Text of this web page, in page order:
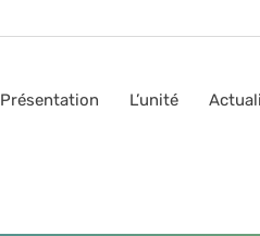
Présentation L’unité